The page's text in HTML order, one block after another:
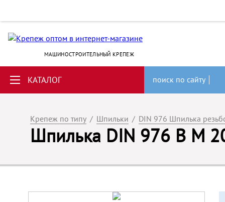
МАШИНОСТРОИТЕЛЬНЫЙ КРЕПЕЖ
КАТАЛОГ поиск по сайту
Крепеж по типу / Шпильки / DIN 976 Шпилька
Шпилька DIN 976 B M